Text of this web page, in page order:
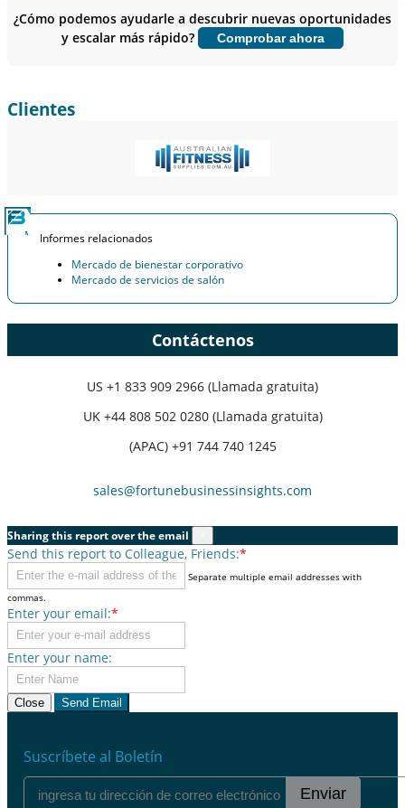
Personalizar ahora
¿Cómo podemos ayudarle a descubrir nuevas oportunidades
y escalar más rápido?
Comprobar ahora
Clientes
Informes relacionados
Mercado de bienestar corporativo
Mercado de servicios de salón
Contáctenos
US +1 833 909 2966 (Llamada gratuita)
UK +44 808 502 0280 (Llamada gratuita)
(APAC) +91 744 740 1245
sales@fortunebusinessinsights.com
Sharing this report over the email
Send this report to Colleague, Friends:*
Separate multiple email addresses with
commas.
Enter your email:*
Enter your name:
Close Send Email
Suscríbete al Boletín
Enviar